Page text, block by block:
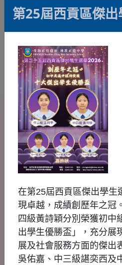
「慶祝回歸29周
賽」頒獎典禮
第25屆西貢區傑
在第25屆西貢區傑出學生
現卓越，成績創歷年之冠
四級黃詩穎分別榮獲初中
出學生優勝盃」，充分展
展及社會服務方面的傑出
吳佑嘉、中三級諶奕西及